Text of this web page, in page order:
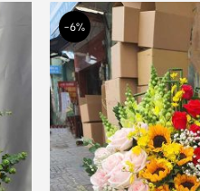
-6%